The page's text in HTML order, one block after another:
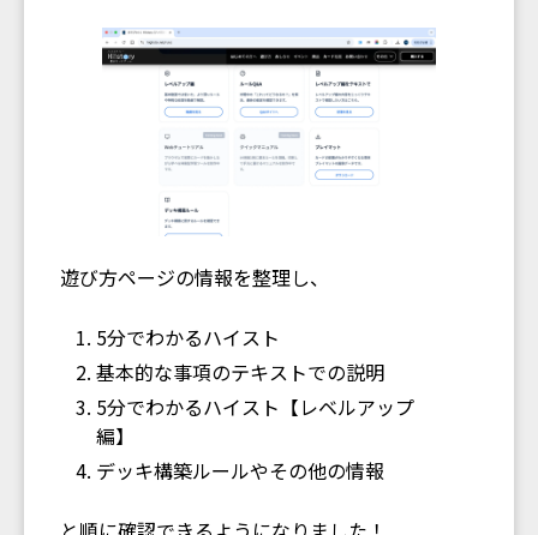
遊び方ページの情報を整理し、
5分でわかるハイスト
基本的な事項のテキストでの説明
5分でわかるハイスト【レベルアップ
編】
デッキ構築ルールやその他の情報